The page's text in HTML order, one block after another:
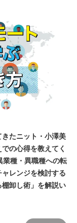
たニット・小澤美
の心得を教えてく
種・異職種への転
レンジを検討する
卸し術」を解説い